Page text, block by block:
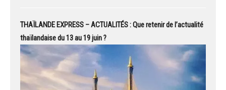
THAÏLANDE EXPRESS – ACTUALITÉS : Que retenir de l’actualité
thaïlandaise du 13 au 19 juin ?